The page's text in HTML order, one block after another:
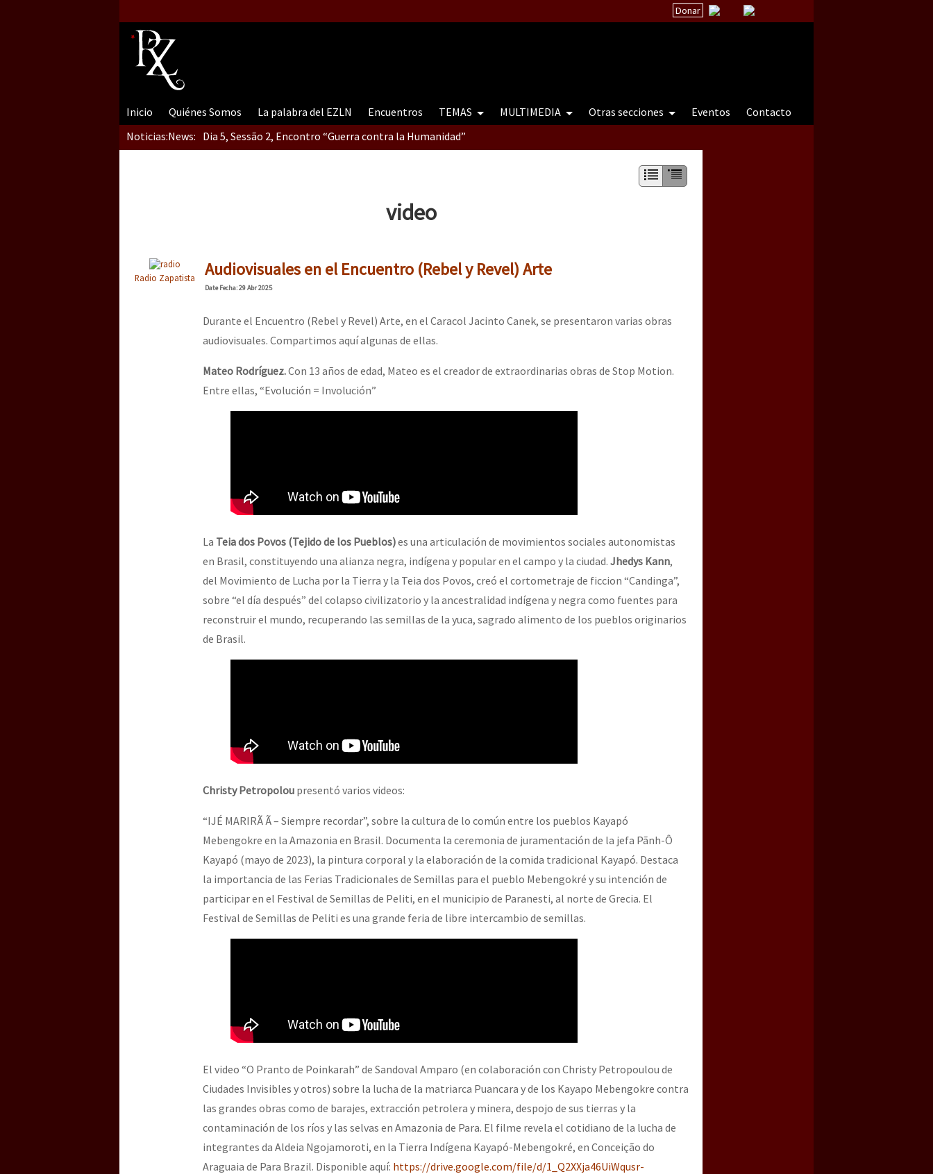
Donar
Inicio Quiénes Somos La palabra del EZLN Encuentros TEMAS MULTIMEDIA Otras secciones Eventos
Contacto
Noticias:News: Dia 5, Sessão 2, Encontro “Guerra contra la Humanidad”
Dia 2 do Encontro “Guerra contra a Humanidad”
[CDMX – 20 julio] Jornadas globales por la libertad de Jesús Plácido Galindo y el alto a la guerra contra el CIPOG-EZ
“Sonhando a Terra do Bem Virá” se publica no Estado Espanhol
Se o México sabe, que o mundo saiba! Nossas lutas pela memória, a justiça e a dignidade
video
Radio Zapatista Audiovisuales en el Encuentro (Rebel y Revel) Arte
DateFecha: 29 Abr 2025
Durante el Encuentro (Rebel y Revel) Arte, en el Caracol Jacinto Canek, se presentaron varias obras
audiovisuales. Compartimos aquí algunas de ellas.
Mateo Rodríguez.Con 13 años de edad, Mateo es el creador de extraordinarias obras de Stop Motion.
Entre ellas, “Evolución = Involución”
La Teia dos Povos (Tejido de los Pueblos)es una articulación de movimientos sociales autonomistas
en Brasil, constituyendo una alianza negra, indígena y popular en el campo y la ciudad. Jhedys Kann,
del Movimiento de Lucha por la Tierra y la Teia dos Povos, creó el cortometraje de ficcion “Candinga”,
sobre “el día después” del colapso civilizatorio y la ancestralidad indígena y negra como fuentes para
reconstruir el mundo, recuperando las semillas de la yuca, sagrado alimento de los pueblos originarios
de Brasil.
Christy Petropolou presentó varios videos:
“IJÉ MARIRÃ Ã – Siempre recordar”, sobre la cultura de lo común entre los pueblos Kayapó
Mebengokre en la Amazonia en Brasil. Documenta la ceremonia de juramentación de la jefa Pãnh-Ô
Kayapó (mayo de 2023), la pintura corporal y la elaboración de la comida tradicional Kayapó. Destaca
la importancia de las Ferias Tradicionales de Semillas para el pueblo Mebengokré y su intención de
participar en el Festival de Semillas de Peliti, en el municipio de Paranesti, al norte de Grecia. El
Festival de Semillas de Peliti es una grande feria de libre intercambio de semillas.
El video “O Pranto de Poinkarah” de Sandoval Amparo (en colaboración con Christy Petropoulou de
Ciudades Invisibles y otros) sobre la lucha de la matriarca Puancara y de los Kayapo Mebengokre contra
las grandes obras como de barajes, extracción petrolera y minera, despojo de sus tierras y la
contaminación de los ríos y las selvas en Amazonia de Para. El filme revela el cotidiano de la lucha de
integrantes da Aldeia Ngojamoroti, en la Tierra Indígena Kayapó-Mebengokré, en Conceição do
Araguaia de Para Brazil. Disponible aquí: https://drive.google.com/file/d/1_Q2XXja46UiWqusr-